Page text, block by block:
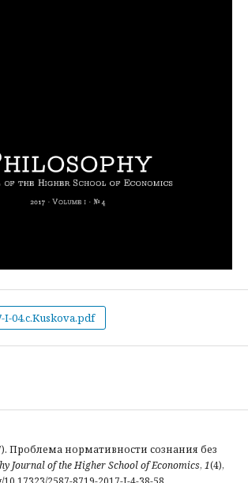
I-04.c.Kuskova.pdf
Проблема нормативности сознания без
Journal of the Higher School of Economics, 1(4),